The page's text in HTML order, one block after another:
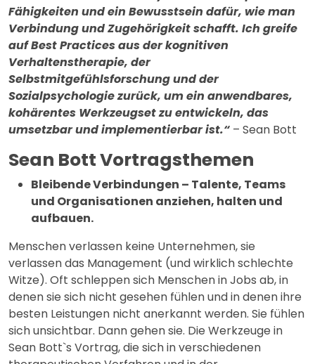
Fähigkeiten und ein Bewusstsein dafür, wie man
Verbindung und Zugehörigkeit schafft. Ich greife
auf Best Practices aus der kognitiven
Verhaltenstherapie, der
Selbstmitgefühlsforschung und der
Sozialpsychologie zurück, um ein anwendbares,
kohärentes Werkzeugset zu entwickeln, das
umsetzbar und implementierbar ist.“ – Sean Bott
Sean Bott Vortragsthemen
Bleibende Verbindungen – Talente, Teams
und Organisationen anziehen, halten und
aufbauen.
Menschen verlassen keine Unternehmen, sie
verlassen das Management (und wirklich schlechte
Witze). Oft schleppen sich Menschen in Jobs ab, in
denen sie sich nicht gesehen fühlen und in denen ihre
besten Leistungen nicht anerkannt werden. Sie fühlen
sich unsichtbar. Dann gehen sie. Die Werkzeuge in
Sean Bott`s Vortrag, die sich in verschiedenen